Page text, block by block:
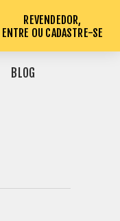
REVENDEDOR,
ENTRE OU CADASTRE-SE
BLOG